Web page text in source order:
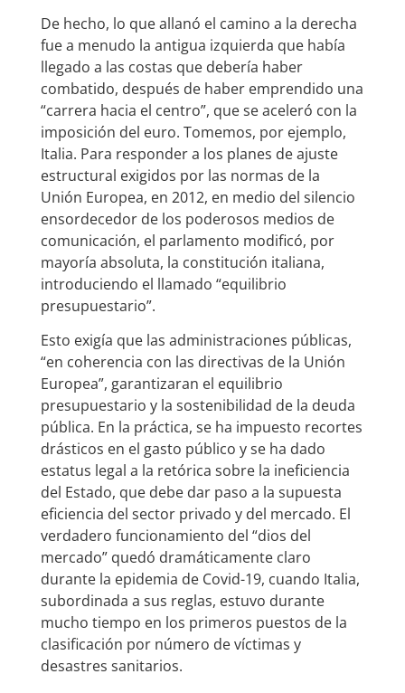
De hecho, lo que allanó el camino a la derecha
fue a menudo la antigua izquierda que había
llegado a las costas que debería haber
combatido, después de haber emprendido una
“carrera hacia el centro”, que se aceleró con la
imposición del euro. Tomemos, por ejemplo,
Italia. Para responder a los planes de ajuste
estructural exigidos por las normas de la
Unión Europea, en 2012, en medio del silencio
ensordecedor de los poderosos medios de
comunicación, el parlamento modificó, por
mayoría absoluta, la constitución italiana,
introduciendo el llamado “equilibrio
presupuestario”.
Esto exigía que las administraciones públicas,
“en coherencia con las directivas de la Unión
Europea”, garantizaran el equilibrio
presupuestario y la sostenibilidad de la deuda
pública. En la práctica, se ha impuesto recortes
drásticos en el gasto público y se ha dado
estatus legal a la retórica sobre la ineficiencia
del Estado, que debe dar paso a la supuesta
eficiencia del sector privado y del mercado. El
verdadero funcionamiento del “dios del
mercado” quedó dramáticamente claro
durante la epidemia de Covid-19, cuando Italia,
subordinada a sus reglas, estuvo durante
mucho tiempo en los primeros puestos de la
clasificación por número de víctimas y
desastres sanitarios.